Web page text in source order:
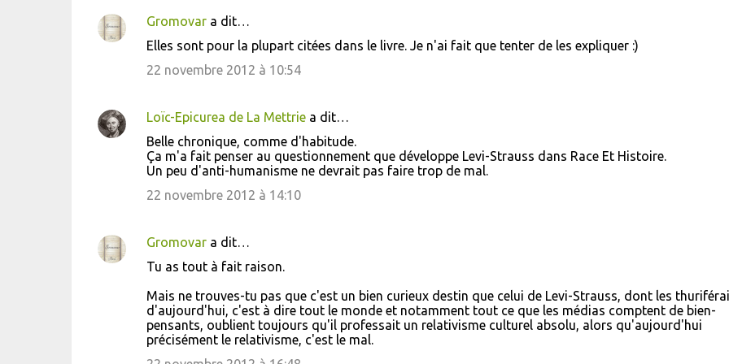
e
n
r
Gromovara dit…
Elles sont pour la plupart citées dans le livre. Je n'ai fait que tenter de les expliquer :)
22 novembre 2012 à 10:54
Loïc-Epicurea de La Mettriea dit…
Belle chronique, comme d'habitude.
Ça m'a fait penser au questionnement que développe Levi-Strauss dans Race Et Histoire.
Un peu d'anti-humanisme ne devrait pas faire trop de mal.
22 novembre 2012 à 14:10
Gromovara dit…
Tu as tout à fait raison.
Mais ne trouves-tu pas que c'est un bien curieux destin que celui de Levi-Strauss, dont les
d'aujourd'hui, c'est à dire tout le monde et notamment tout ce que les médias comptent de bien-
pensants, oublient toujours qu'il professait un relativisme culturel absolu, alors qu'aujourd'hui
précisément le relativisme, c'est le mal.